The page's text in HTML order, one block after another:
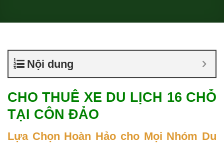
Nội dung
CHO THUÊ XE DU LỊCH 16 CHỖ
TẠI CÔN ĐẢO
Lựa Chọn Hoàn Hảo cho Mọi Nhóm Du